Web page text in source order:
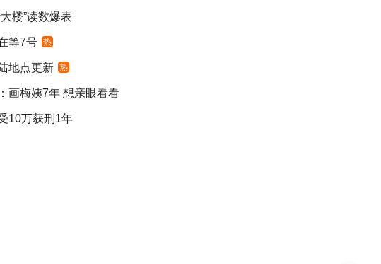
楼”读数爆表
等7号 热
地点更新 热
画梅姨7年 想亲眼看看
10万获刑1年